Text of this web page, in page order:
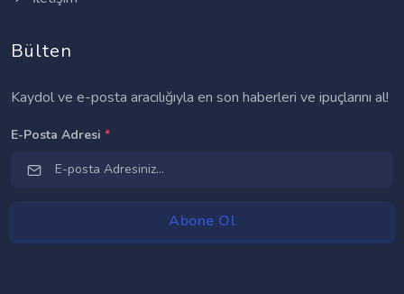
Bülten
Kaydol ve e-posta aracılığıyla en son haberleri ve ipuçlarını al!
E-Posta Adresi *